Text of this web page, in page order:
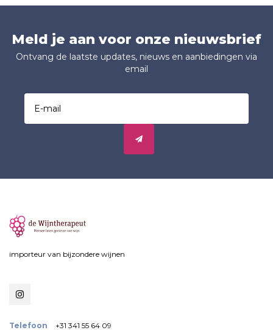
Meld je aan voor onze nieuwsbrief
Ontvang de laatste updates, nieuws en aanbiedingen via
email
importeur van bijzondere wijnen
Telefoon +31 341 55 64 09